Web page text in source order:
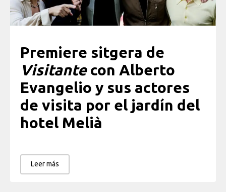
Premiere sitgera de
Visitantecon Alberto
Evangelio y sus actores
de visita por el jardín del
hotel Melià
Leer más